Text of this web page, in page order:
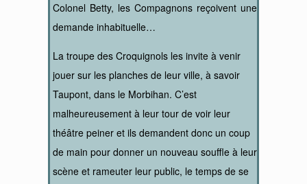
Colonel Betty, les Compagnons reçoivent une
demande inhabituelle…
La troupe des Croquignols les invite à venir
jouer sur les planches de leur ville, à savoir
Taupont, dans le Morbihan. C’est
malheureusement à leur tour de voir leur
théâtre peiner et ils demandent donc un coup
de main pour donner un nouveau souffle à leur
scène et rameuter leur public, le temps de se